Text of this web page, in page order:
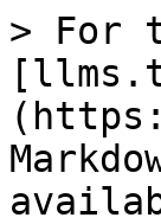
> For